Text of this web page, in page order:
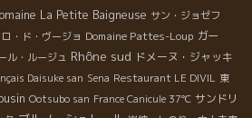
La Petite Baigneuse サン・ジョゼフ
ロ・ド・ヴージョ Domaine Pattes-Loup ガー
ル・ルージュ Rhône sud ドメーヌ・ジャッキ
Daisuke san Sena Restaurant LE DIVIL 東
Ootsubo san France Canicule 37℃ サンドリ